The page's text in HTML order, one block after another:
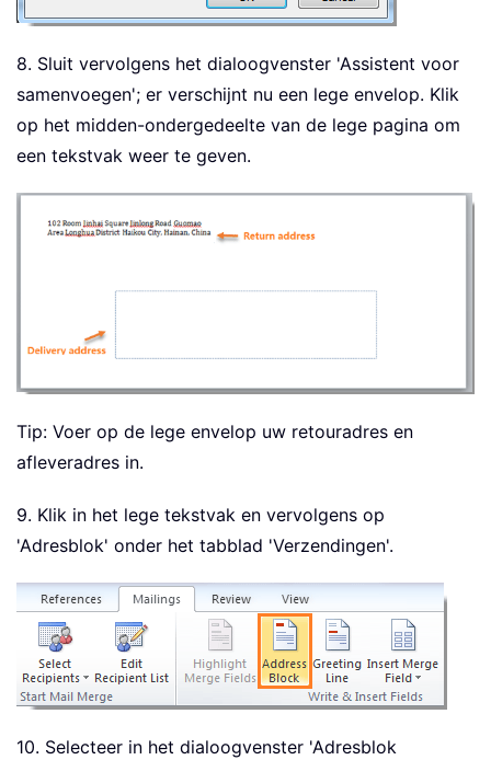
8. Sluit vervolgens het dialoogvenster 'Assistent voor
samenvoegen'; er verschijnt nu een lege envelop. Klik
op het midden-ondergedeelte van de lege pagina om
een tekstvak weer te geven.
Tip: Voer op de lege envelop uw retouradres en
afleveradres in.
9. Klik in het lege tekstvak en vervolgens op
'Adresblok' onder het tabblad 'Verzendingen'.
10. Selecteer in het dialoogvenster 'Adresblok